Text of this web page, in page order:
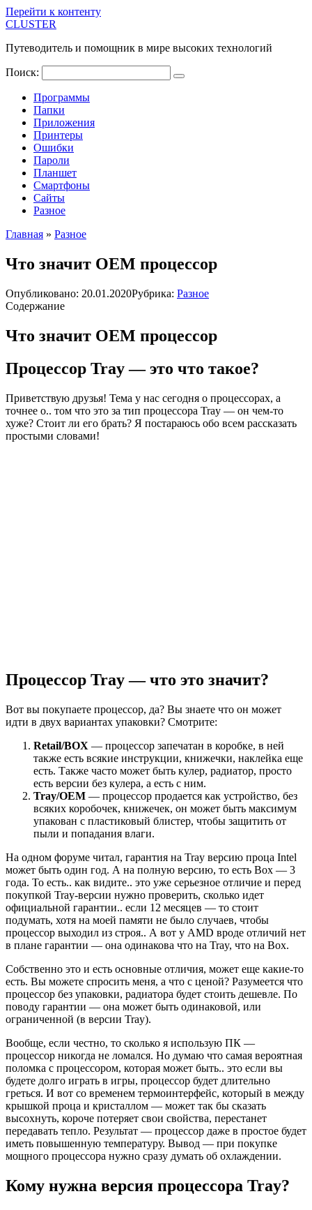
Перейти к контенту
CLUSTER
Путеводитель и помощник в мире высоких технологий
Поиск:
Программы
Папки
Приложения
Принтеры
Ошибки
Пароли
Планшет
Смартфоны
Сайты
Разное
Главная » Разное
Что значит OEM процессор
Опубликовано: 20.01.2020Рубрика: Разное
Содержание
Что значит OEM процессор
Процессор Tray — это что такое?
Приветствую друзья! Тема у нас сегодня о процессорах, а
точнее о.. том что это за тип процессора Tray — он чем-то
хуже? Стоит ли его брать? Я постараюсь обо всем рассказать
простыми словами!
Процессор Tray — что это значит?
Вот вы покупаете процессор, да? Вы знаете что он может
идти в двух вариантах упаковки? Смотрите:
Retail/BOX — процессор запечатан в коробке, в ней
также есть всякие инструкции, книжечки, наклейка еще
есть. Также часто может быть кулер, радиатор, просто
есть версии без кулера, а есть с ним.
Tray/OEM — процессор продается как устройство, без
всяких коробочек, книжечек, он может быть максимум
упакован с пластиковый блистер, чтобы защитить от
пыли и попадания влаги.
На одном форуме читал, гарантия на Tray версию проца Intel
может быть один год. А на полную версию, то есть Box — 3
года. То есть.. как видите.. это уже серьезное отличие и перед
покупкой Tray-версии нужно проверить, сколько идет
официальной гарантии.. если 12 месяцев — то стоит
подумать, хотя на моей памяти не было случаев, чтобы
процессор выходил из строя.. А вот у AMD вроде отличий нет
в плане гарантии — она одинакова что на Tray, что на Box.
Собственно это и есть основные отличия, может еще какие-то
есть. Вы можете спросить меня, а что с ценой? Разумеется что
процессор без упаковки, радиатора будет стоить дешевле. По
поводу гарантии — она может быть одинаковой, или
ограниченной (в версии Tray).
Вообще, если честно, то сколько я использую ПК —
процессор никогда не ломался. Но думаю что самая вероятная
поломка с процессором, которая может быть.. это если вы
будете долго играть в игры, процессор будет длительно
греться. И вот со временем термоинтерфейс, который в между
крышкой проца и кристаллом — может так бы сказать
высохнуть, короче потеряет свои свойства, перестанет
передавать тепло. Результат — процессор даже в простое будет
иметь повышенную температуру. Вывод — при покупке
мощного процессора нужно сразу думать об охлаждении.
Кому нужна версия процессора Tray?